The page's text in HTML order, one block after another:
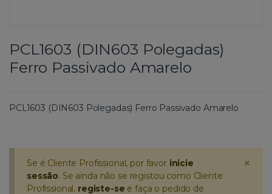
PCL1603 (DIN603 Polegadas)
Ferro Passivado Amarelo
PCL1603 (DIN603 Polegadas) Ferro Passivado Amarelo
×
Se é Cliente Profissional, por favor inicie
sessão. Se ainda não se registou como Cliente
Profissional, registe-se e faça o pedido de